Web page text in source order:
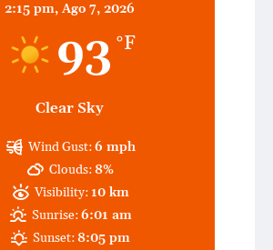
2:15 pm, Ago 7, 2026
93 °F
Clear Sky
Wind Gust:6 mph
Clouds:8%
Visibility: 10 km
Sunrise:6:01 am
Sunset:8:05 pm